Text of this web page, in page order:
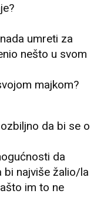
umreti za
nešto u svom
majkom?
da bi se o
da
bi najviše žalio/la
im to ne